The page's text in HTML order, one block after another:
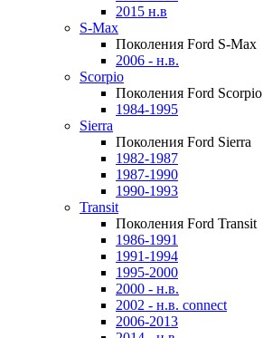
2015 н.в
S-Max
Поколения Ford S-Max
2006 - н.в.
Scorpio
Поколения Ford Scorpio
1984-1995
Sierra
Поколения Ford Sierra
1982-1987
1987-1990
1990-1993
Transit
Поколения Ford Transit
1986-1991
1991-1994
1995-2000
2000 - н.в.
2002 - н.в. connect
2006-2013